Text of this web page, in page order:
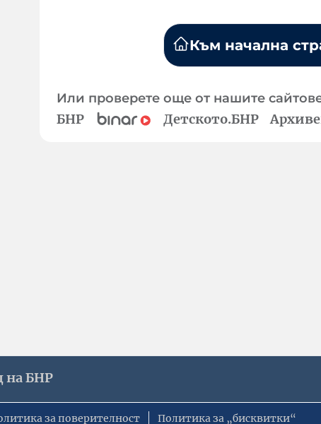
Към начална
Или проверете още от нашите
БНР Детското.БНР
на БНР
за поверителност Политика за „бисквитки“